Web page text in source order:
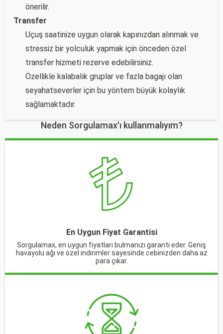
önerilir.
Transfer
Uçuş saatinize uygun olarak kapınızdan alınmak ve
stressiz bir yolculuk yapmak için önceden özel
transfer hizmeti rezerve edebilirsiniz.
Özellikle kalabalık gruplar ve fazla bagajı olan
seyahatseverler için bu yöntem büyük kolaylık
sağlamaktadır.
Neden Sorgulamax'ı kullanmalıyım?
En Uygun Fiyat Garantisi
Sorgulamax, en uygun fiyatları bulmanızı garanti eder. Geniş
havayolu ağı ve özel indirimler sayesinde cebinizden daha az
para çıkar.